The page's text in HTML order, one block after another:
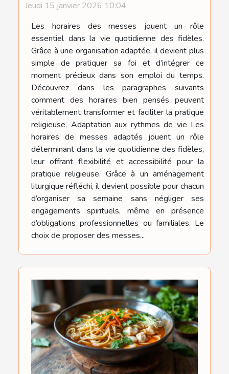
Jeudi 15 janvier 2026 10:04
Les horaires des messes jouent un rôle
essentiel dans la vie quotidienne des fidèles.
Grâce à une organisation adaptée, il devient plus
simple de pratiquer sa foi et d’intégrer ce
moment précieux dans son emploi du temps.
Découvrez dans les paragraphes suivants
comment des horaires bien pensés peuvent
véritablement transformer et faciliter la pratique
religieuse. Adaptation aux rythmes de vie Les
horaires de messes adaptés jouent un rôle
déterminant dans la vie quotidienne des fidèles,
leur offrant flexibilité et accessibilité pour la
pratique religieuse. Grâce à un aménagement
liturgique réfléchi, il devient possible pour chacun
d’organiser sa semaine sans négliger ses
engagements spirituels, même en présence
d’obligations professionnelles ou familiales. Le
choix de proposer des messes...